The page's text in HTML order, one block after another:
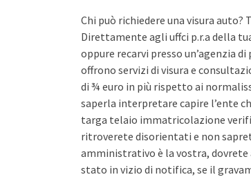
Chi può richiedere una visura
Direttamente agli uffci p.r.a della
oppure recarvi presso un’agenzia
offrono servizi di visura e
di ¾ euro in più rispetto ai
saperla interpretare capire l’ente
targa telaio immatricolazione
ritroverete disorientati e non
amministrativo è la vostra, dovrete
stato in vizio di notifica, se il